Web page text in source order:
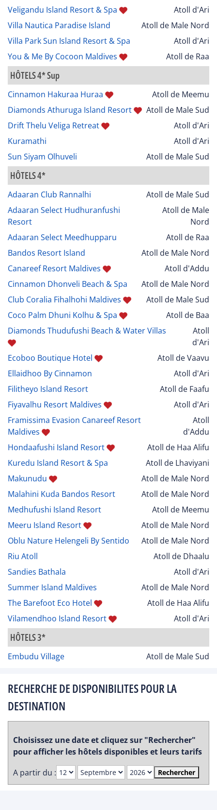
Veligandu Island Resort & Spa
Atoll d'Ari
Villa Nautica Paradise Island
Atoll de Male Nord
Villa Park Sun Island Resort & Spa
Atoll d'Ari
You & Me By Cocoon Maldives
Atoll de Raa
HÔTELS 4* Sup
Cinnamon Hakuraa Huraa
Atoll de Meemu
Diamonds Athuruga Island Resort
Atoll de Male Sud
Drift Thelu Veliga Retreat
Atoll d'Ari
Kuramathi
Atoll d'Ari
Sun Siyam Olhuveli
Atoll de Male Sud
HÔTELS 4*
Adaaran Club Rannalhi
Atoll de Male Sud
Adaaran Select Hudhuranfushi
Resort
Atoll de Male
Nord
Adaaran Select Meedhupparu
Atoll de Raa
Bandos Resort Island
Atoll de Male Nord
Canareef Resort Maldives
Atoll d'Addu
Cinnamon Dhonveli Beach & Spa
Atoll de Male Nord
Club Coralia Fihalhohi Maldives
Atoll de Male Sud
Coco Palm Dhuni Kolhu & Spa
Atoll de Baa
Diamonds Thudufushi Beach & Water Villas
Atoll
d'Ari
Ecoboo Boutique Hotel
Atoll de Vaavu
Ellaidhoo By Cinnamon
Atoll d'Ari
Filitheyo Island Resort
Atoll de Faafu
Fiyavalhu Resort Maldives
Atoll d'Ari
Framissima Evasion Canareef Resort
Maldives
Atoll
d'Addu
Hondaafushi Island Resort
Atoll de Haa Alifu
Kuredu Island Resort & Spa
Atoll de Lhaviyani
Makunudu
Atoll de Male Nord
Malahini Kuda Bandos Resort
Atoll de Male Nord
Medhufushi Island Resort
Atoll de Meemu
Meeru Island Resort
Atoll de Male Nord
Oblu Nature Helengeli By Sentido
Atoll de Male Nord
Riu Atoll
Atoll de Dhaalu
Sandies Bathala
Atoll d'Ari
Summer Island Maldives
Atoll de Male Nord
The Barefoot Eco Hotel
Atoll de Haa Alifu
Vilamendhoo Island Resort
Atoll d'Ari
HÔTELS 3*
Embudu Village Atoll de Male Sud
RECHERCHE DE DISPONIBILITES POUR LA
DESTINATION
Choisissez une date et cliquez sur "Rechercher"
pour afficher les hôtels disponibles et leurs tarifs
A partir du :
Rechercher